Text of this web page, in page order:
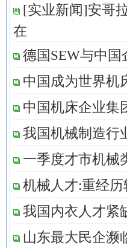
[实业新闻]安哥
在
德国SEW与中
中国成为世界机
中国机床企业集
我国机械制造行
一季度才市机械
机械人才:重经历
我国内衣人才紧
山东最大民企濒